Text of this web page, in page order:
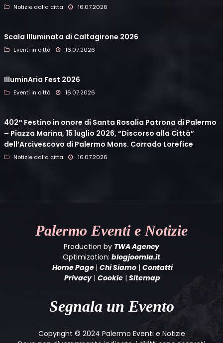
Notizie dalla citta 16.07.2026
Scala Illuminata di Caltagirone 2026
Eventi in città 16.07.2026
IlluminAria Fest 2026
Eventi in città 16.07.2026
402° Festino in onore di Santa Rosalia Patrona di Palermo
– Piazza Marina, 15 luglio 2026, “Discorso alla Città”
dell’Arcivescovo di Palermo Mons. Corrado Lorefice
Notizie dalla citta 16.07.2026
Palermo Eventi e Notizie
Production by TWA Agency
Optimization: blogjoomla.it
Home Page | Chi Siamo| Contatti
Privacy| Cookie | Sitemap
Segnala un Evento
Copyright © 2024 Palermo Eventi e Notizie